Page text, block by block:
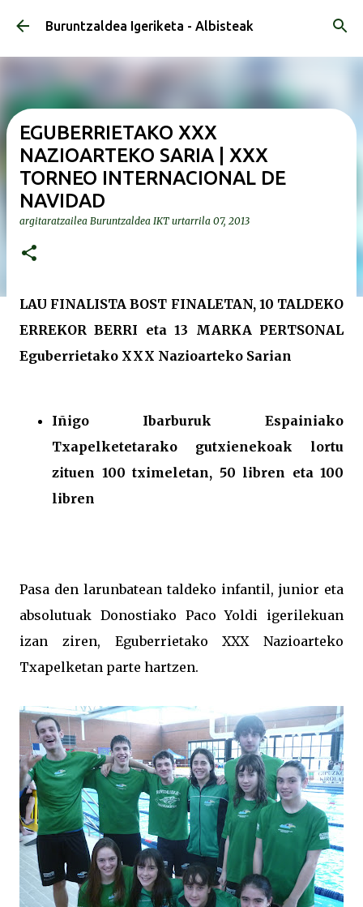
Saltatu eta joan eduki nagusira
Buruntzaldea Igeriketa - Albisteak
EGUBERRIETAKO XXX
NAZIOARTEKO SARIA | XXX
TORNEO INTERNACIONAL DE
NAVIDAD
argitaratzailea Buruntzaldea IKT urtarrila 07, 2013
LAU FINALISTA BOST FINALETAN, 10 TALDEKO
ERREKOR BERRI eta 13 MARKA PERTSONAL
Eguberrietako XXX Nazioarteko Sarian
Iñigo Ibarburuk Espainiako
Txapelketetarako gutxienekoak lortu
zituen 100 tximeletan, 50 libren eta 100
libren
Pasa den larunbatean taldeko infantil, junior eta
absolutuak Donostiako Paco Yoldi igerilekuan
izan ziren, Eguberrietako XXX Nazioarteko
Txapelketan parte hartzen.